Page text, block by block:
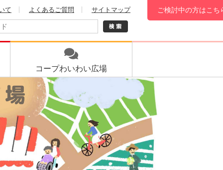
て よくあるご質問 サイトマップ ご検討中の方はこち
コープわいわい広場